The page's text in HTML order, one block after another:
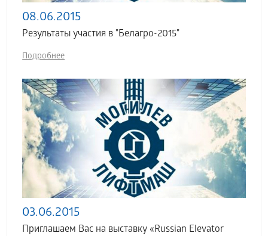
08.06.2015
Результаты участия в "Белагро-2015"
Подробнее
03.06.2015
Приглашаем Вас на выставку «Russian Elevator